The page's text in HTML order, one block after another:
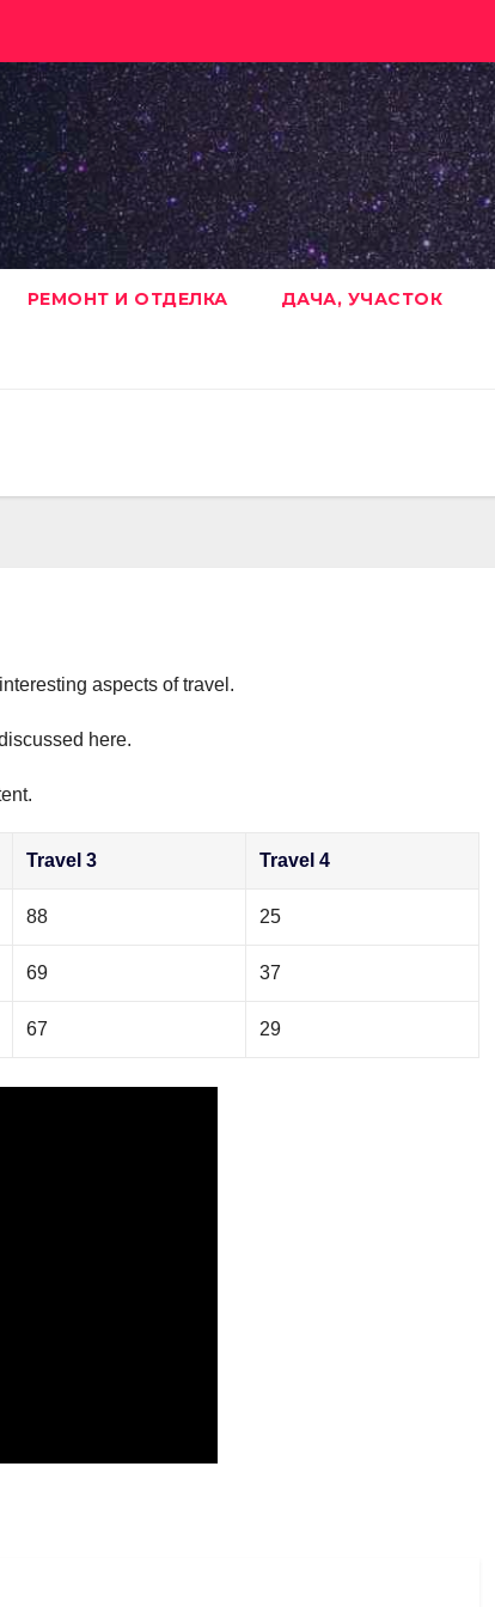
РЕМОНТ И ОТДЕЛКА ДАЧА, УЧАСТОК
aspects of travel.
here.
Travel 3 Travel 4
88 25
69 37
67 29